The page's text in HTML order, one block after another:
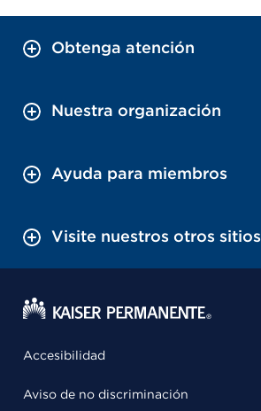
Obtenga atención
Nuestra organización
Ayuda para miembros
Visite nuestros otros sitios
Accesibilidad
Aviso de no discriminación